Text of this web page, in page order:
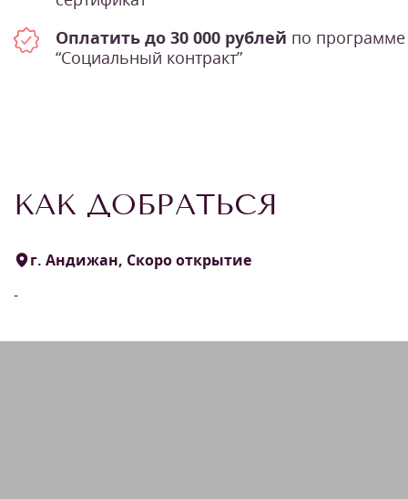
Оплатить до 30 000 рублей по программе
“Социальный контракт”
КАК ДОБРАТЬСЯ
г. Андижан, Скоро открытие
-